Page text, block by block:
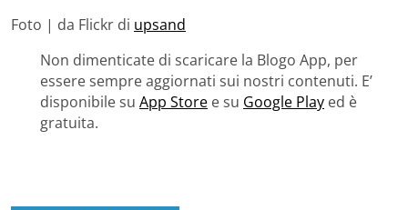
Foto | da Flickr di upsand
Non dimenticate di scaricare la Blogo App, per
essere sempre aggiornati sui nostri contenuti. E’
disponibile su App Store e su Google Play ed è
gratuita.